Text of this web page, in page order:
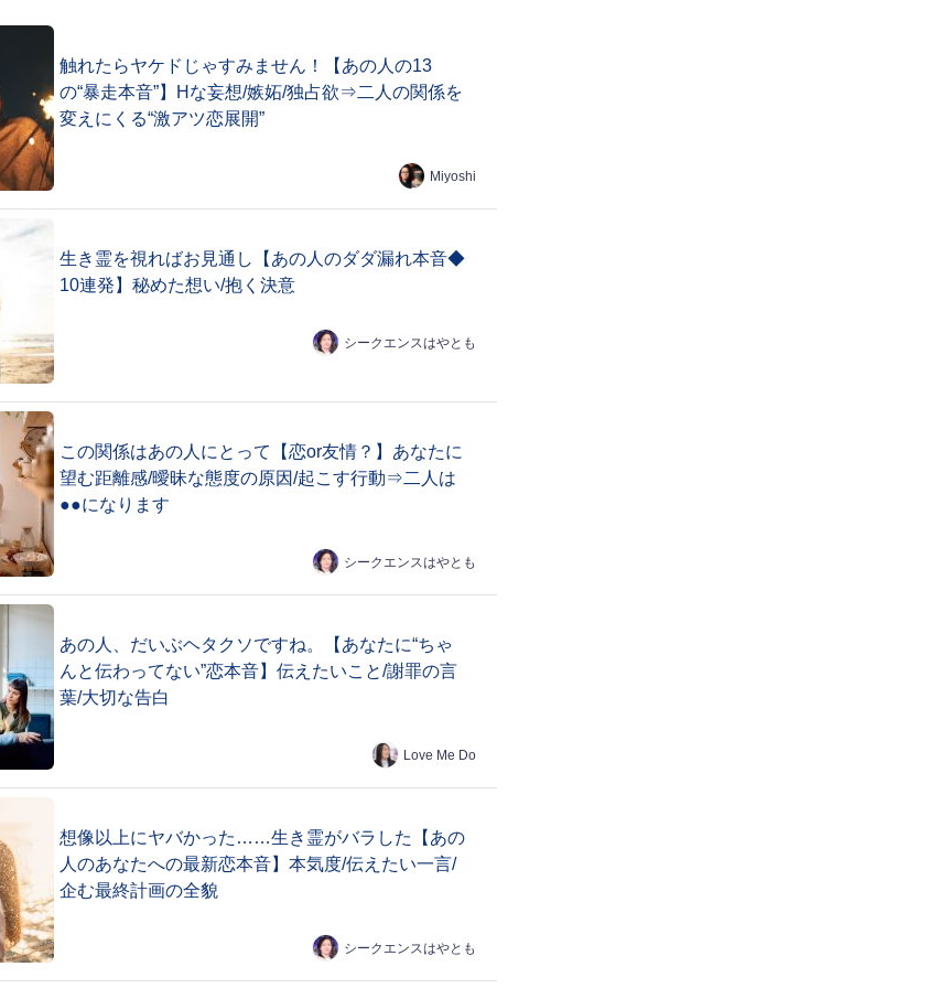
触れたらヤケドじゃすみません！【あの人の13
の“暴走本音”】Hな妄想/嫉妬/独占欲⇒二人の関係を
変えにくる“激アツ恋展開”
Miyoshi
生き霊を視ればお見通し【あの人のダダ漏れ本音◆
10連発】秘めた想い/抱く決意
シークエンスはやとも
この関係はあの人にとって【恋or友情？】あなたに
望む距離感/曖昧な態度の原因/起こす行動⇒二人は
●●になります
シークエンスはやとも
あの人、だいぶヘタクソですね。【あなたに“ちゃ
んと伝わってない”恋本音】伝えたいこと/謝罪の言
葉/大切な告白
Love Me Do
想像以上にヤバかった……生き霊がバラした【あの
人のあなたへの最新恋本音】本気度/伝えたい一言/
企む最終計画の全貌
シークエンスはやとも